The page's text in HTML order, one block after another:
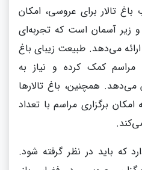
تالار برای عروسی، امکان
و زیر آسمان است که تجربه‌ای
می‌دهد. طبیعت زیبای باغ
مراسم کمک کرده و نیاز به
همچنین، باغ تالارها
برگزاری مراسم با تعداد
که باید در نظر گرفته شود.